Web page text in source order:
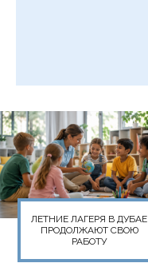
ЛЕТНИЕ ЛАГЕРЯ В ДУБАЕ
ПРОДОЛЖАЮТ СВОЮ
РАБОТУ